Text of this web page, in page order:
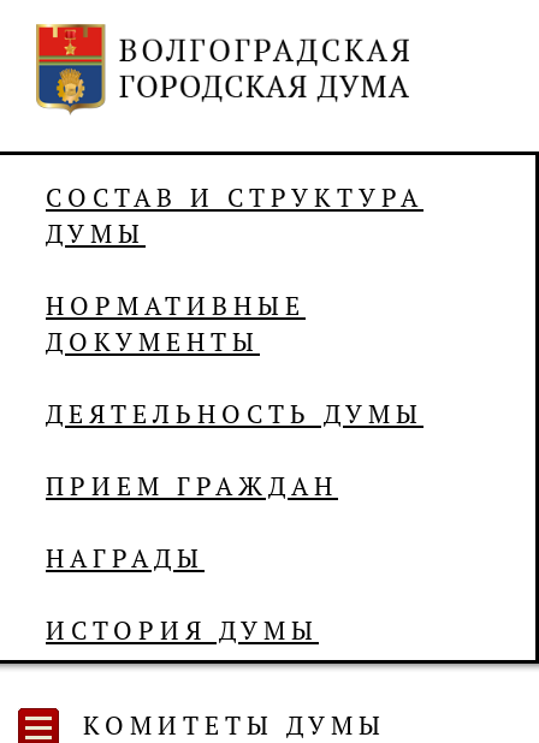
СОСТАВ И СТРУКТУРА
ДУМЫ
НОРМАТИВНЫЕ
ДОКУМЕНТЫ
ДЕЯТЕЛЬНОСТЬ ДУМЫ
ПРИЕМ ГРАЖДАН
НАГРАДЫ
ИСТОРИЯ ДУМЫ
КОМИТЕТЫ ДУМЫ